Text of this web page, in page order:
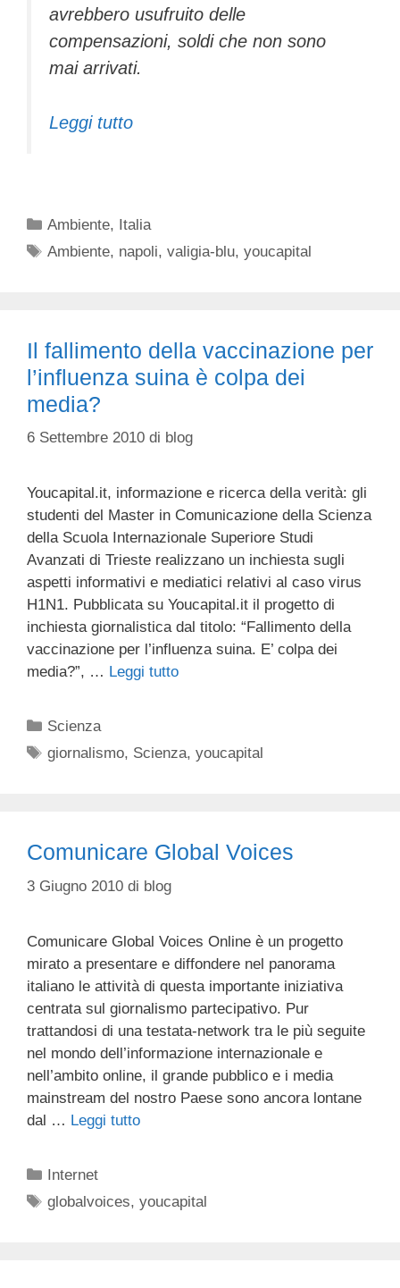
avrebbero usufruito delle
compensazioni, soldi che non sono
mai arrivati.
Leggi tutto
Categorie
Ambiente, Italia
Tag
Ambiente, napoli,valigia-blu,youcapital
Il fallimento della vaccinazione per
l’influenza suina è colpa dei
media?
6 Settembre 2010 di blog
Youcapital.it, informazione e ricerca della verità: gli
studenti del Master in Comunicazione della Scienza
della Scuola Internazionale Superiore Studi
Avanzati di Trieste realizzano un inchiesta sugli
aspetti informativi e mediatici relativi al caso virus
H1N1. Pubblicata su Youcapital.it il progetto di
inchiesta giornalistica dal titolo: “Fallimento della
vaccinazione per l’influenza suina. E’ colpa dei
media?”, … Leggi tutto
Categorie
Scienza
Tag
giornalismo, Scienza,youcapital
Comunicare Global Voices
3 Giugno 2010 di blog
Comunicare Global Voices Online è un progetto
mirato a presentare e diffondere nel panorama
italiano le attività di questa importante iniziativa
centrata sul giornalismo partecipativo. Pur
trattandosi di una testata-network tra le più seguite
nel mondo dell’informazione internazionale e
nell’ambito online, il grande pubblico e i media
mainstream del nostro Paese sono ancora lontane
dal … Leggi tutto
Categorie
Internet
Tag
globalvoices,youcapital